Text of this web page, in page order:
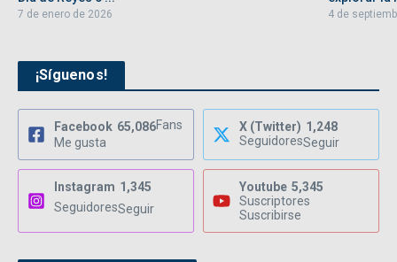
7 de enero de 2026 4 de
¡Síguenos!
Facebook 65,086Fans
Me gusta
X (Twitter) 1,248
SeguidoresSeguir
Instagram 1,345
SeguidoresSeguir
Youtube 5,345
Suscriptores
Suscribirse